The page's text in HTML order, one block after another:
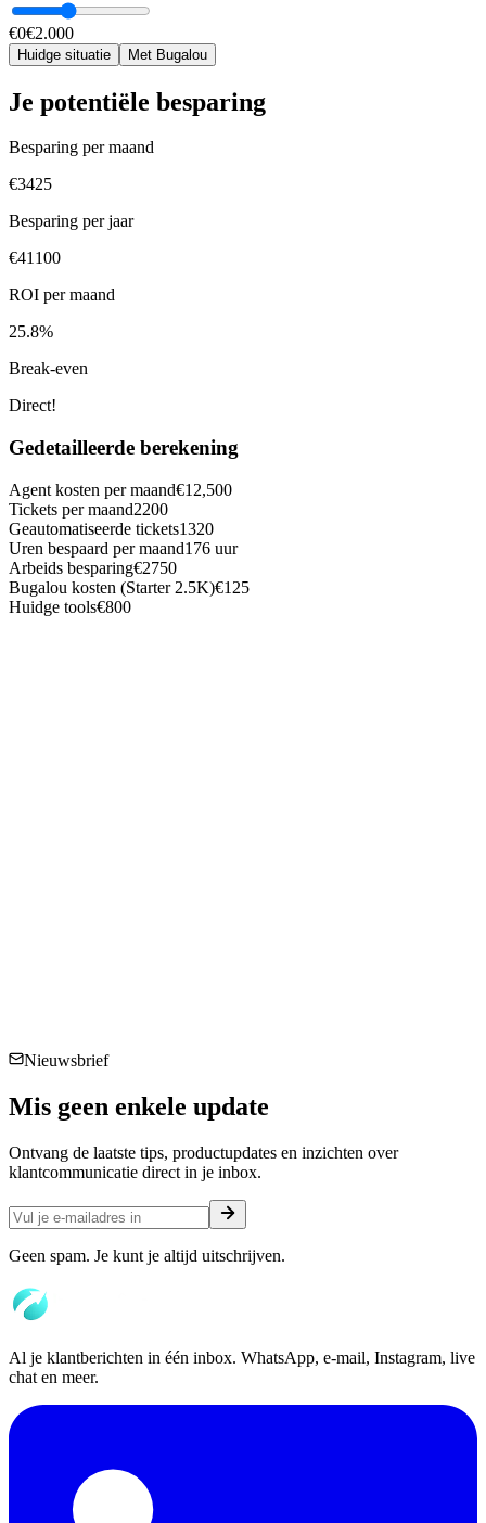
€0€2.000
Huidge situatie Met Bugalou
Je potentiële besparing
Besparing per maand
€3425
Besparing per jaar
€41100
ROI per maand
25.8%
Break-even
Direct!
Gedetailleerde berekening
Agent kosten per maand€12,500
Tickets per maand2200
Geautomatiseerde tickets1320
Uren bespaard per maand176 uur
Arbeids besparing€2750
Bugalou kosten (Starter 2.5K)€125
Huidge tools€800
Nieuwsbrief
Mis geen enkele update
Ontvang de laatste tips, productupdates en inzichten over
klantcommunicatie direct in je inbox.
Geen spam. Je kunt je altijd uitschrijven.
Al je klantberichten in één inbox. WhatsApp, e-mail, Instagram, live
chat en meer.